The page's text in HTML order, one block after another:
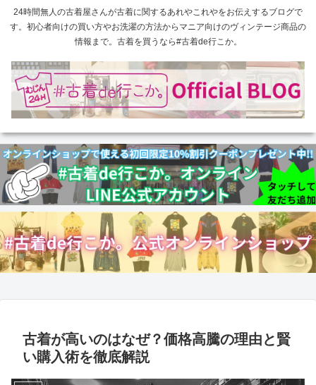
24時間無人の古着屋さんが古着に関するあれやこれやをお伝えするブログで
す。初心者向けの買い方やお洗濯の方法からマニア向けのヴィンテージ商品の
情報まで。古着を買うなら#古着de行こか。
古着が高いのはなぜ？価格高騰の理由と賢
い購入術を徹底解説